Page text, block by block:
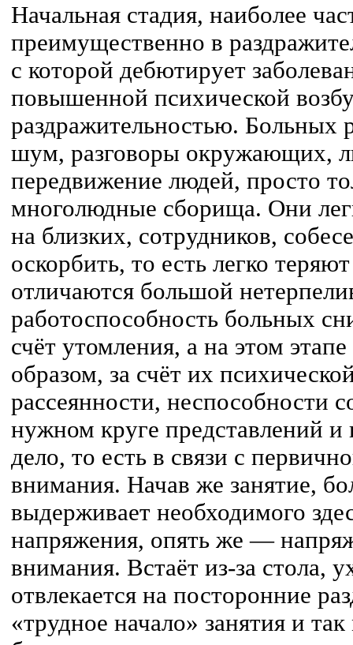
Начальная стадия, наиболее
преимущественно в
с которой дебютирует
повышенной психической
раздражительностью. Больных
шум, разговоры окружающих,
передвижение людей, просто
многолюдные сборища. Они
на близких, сотрудников,
оскорбить, то есть легко
отличаются большой
работоспособность больных
счёт утомления, а на этом
образом, за счёт их
рассеянности, неспособности
нужном круге представлений и
дело, то есть в связи с
внимания. Начав же занятие,
выдерживает необходимого
напряжения, опять же —
внимания. Встаёт из-за стола,
отвлекается на посторонние
«трудное начало» занятия и